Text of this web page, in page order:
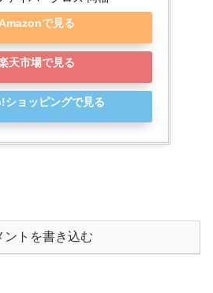
Amazonで見る
天市場で見る
ショッピングで見る
ントを書き込む